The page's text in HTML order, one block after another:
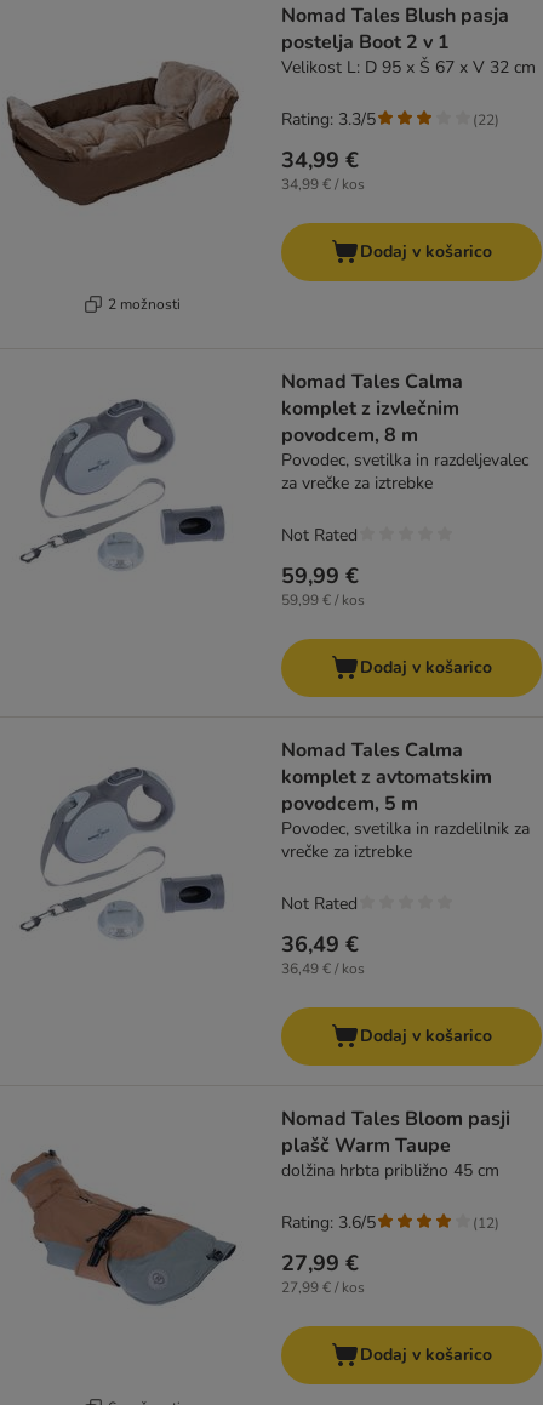
2 možnosti
Nomad Tales Blush pasja
postelja Boot 2 v 1
Velikost L: D 95 x Š 67 x V 32 cm
34,99 €
34,99 € / kos
Rating: 3.3/5 (22)
Dodaj v košarico
Nomad Tales Calma
komplet z izvlečnim
povodcem, 8 m
Povodec, svetilka in razdeljevalec
za vrečke za iztrebke
59,99 €
59,99 € / kos
Not Rated
Dodaj v košarico
Nomad Tales Calma
komplet z avtomatskim
povodcem, 5 m
Povodec, svetilka in razdelilnik za
vrečke za iztrebke
36,49 €
36,49 € / kos
Not Rated
Dodaj v košarico
Nomad Tales Bloom pasji
plašč Warm Taupe
dolžina hrbta približno 45 cm
27,99 €
27,99 € / kos
Rating: 3.6/5 (12)
Dodaj v košarico